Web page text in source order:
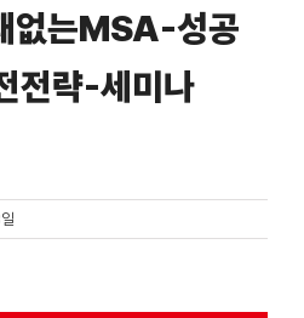
는MSA-성공
전략-세미나